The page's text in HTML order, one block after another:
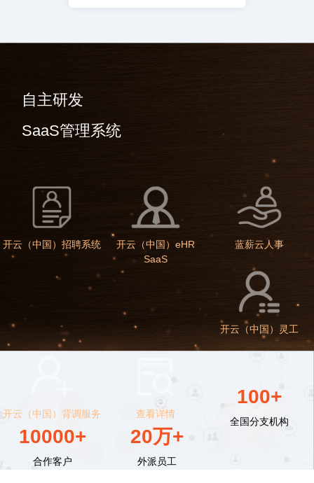
自主研发
SaaS管理系统
开云（中国）招聘系统
开云（中国）eHR
SaaS
蓝薪云人事
开云（中国）灵工
开云（中国）背调服务 查看详情
100+
全国分支机构
10000+
合作客户
20万+
外派员工